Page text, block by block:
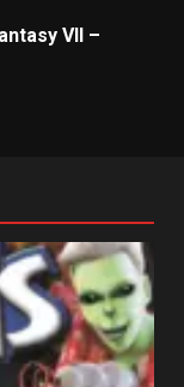
VII –